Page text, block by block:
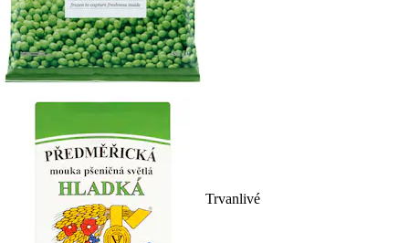
Trvanlivé